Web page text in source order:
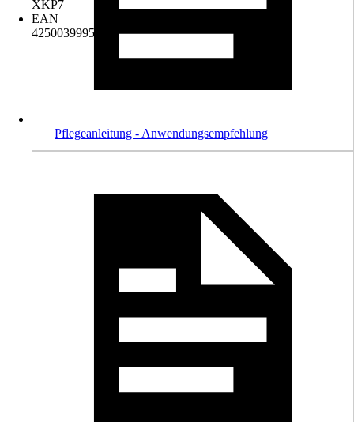
XKP7
EAN
4250039995303
Pflegeanleitung - Anwendungsempfehlung